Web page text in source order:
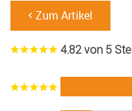
Zum Artikel
4.82 von 5